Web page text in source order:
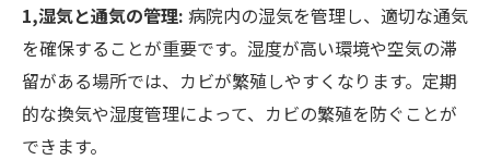
1,湿気と通気の管理: 病院内の湿気を管理し、適切な通気
を確保することが重要です。湿度が高い環境や空気の滞
留がある場所では、カビが繁殖しやすくなります。定期
的な換気や湿度管理によって、カビの繁殖を防ぐことが
できます。